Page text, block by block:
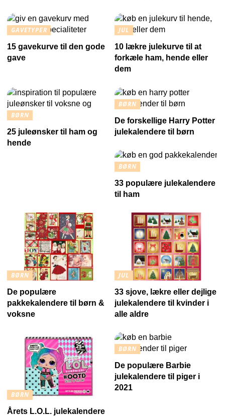
GAVETYPER
15 gavekurve til den gode
gave
JUL
10 lækre julekurve til at
forkæle ham, hende eller
dem
BØRN
25 juleønsker til ham og
hende
BØRN
De forskellige Harry Potter
julekalendere til børn
BØRN
33 populære julekalendere
til ham
BØRN
De populære
pakkekalendere til børn &
voksne
JUL
33 sjove, lækre eller dejlige
julekalendere til kvinder i
alle aldre
BØRN
Årets L.O.L. julekalendere
BØRN
De populære Barbie
julekalendere til piger i
2021